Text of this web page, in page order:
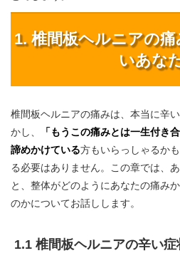
1. 椎間板ヘルニアの
いあな
椎間板ヘルニアの痛みは、本当に辛
かし、
「もうこの痛みとは一生付き
諦めかけている方もいらっしゃるか
る必要はありません。この章では、
と、整体がどのようにあなたの痛み
のかについてお話しします。
1.1 椎間板ヘルニアの辛い